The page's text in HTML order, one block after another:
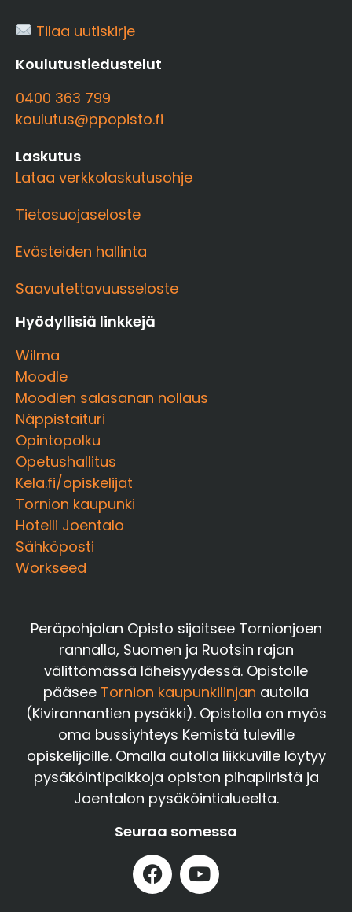
Tilaa uutiskirje
Koulutustiedustelut
0400 363 799
koulutus@ppopisto.fi
Laskutus
Lataa verkkolaskutusohje
Tietosuojaseloste
Evästeiden hallinta
Saavutettavuusseloste
Hyödyllisiä linkkejä
Wilma
Moodle
Moodlen salasanan nollaus
Näppistaituri
Opintopolku
Opetushallitus
Kela.fi/opiskelijat
Tornion kaupunki
Hotelli Joentalo
Sähköposti
Workseed
Peräpohjolan Opisto sijaitsee Tornionjoen
rannalla, Suomen ja Ruotsin rajan
välittömässä läheisyydessä. Opistolle
pääsee Tornion kaupunkilinjan autolla
(Kivirannantien pysäkki). Opistolla on myös
oma bussiyhteys Kemistä tuleville
opiskelijoille. Omalla autolla liikkuville löytyy
pysäköintipaikkoja opiston pihapiiristä ja
Joentalon pysäköintialueelta.
Seuraa somessa